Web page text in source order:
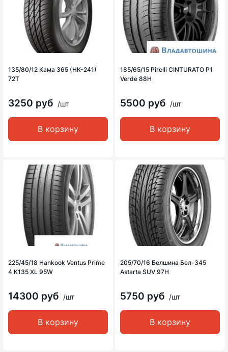
135/80/12 Кама 365 (НК-241)
72T
3250 руб /шт
В корзину
185/65/15 Pirelli CINTURATO P1
Verde 88H
5500 руб /шт
В корзину
225/45/18 Hankook Ventus Prime
4 K135 XL 95W
14300 руб /шт
В корзину
205/70/16 Белшина Бел-345
Astarta SUV 97H
5750 руб /шт
В корзину